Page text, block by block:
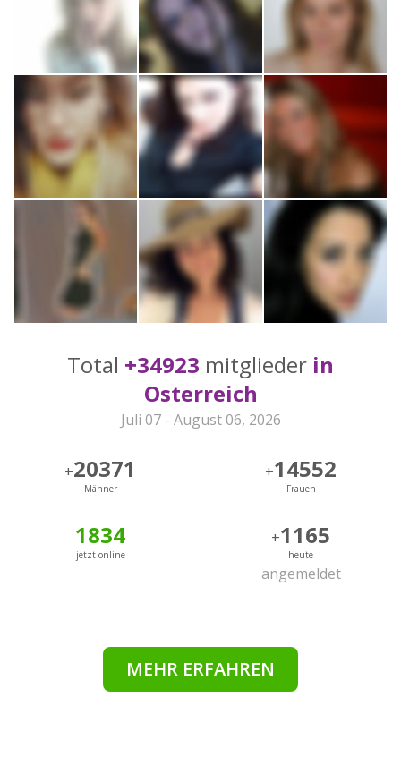
Total +34923 mitglieder in
Osterreich
Juli 07 - August 06, 2026
+20371
Männer
+14552
Frauen
1834
jetzt online
+1165
heute
angemeldet
MEHR ERFAHREN